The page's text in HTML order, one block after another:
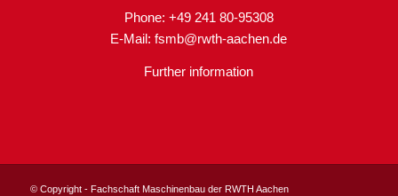
Phone: +49 241 80-95308
E-Mail:fsmb@rwth-aachen.de
Further information
© Copyright - Fachschaft Maschinenbau der RWTH Aachen